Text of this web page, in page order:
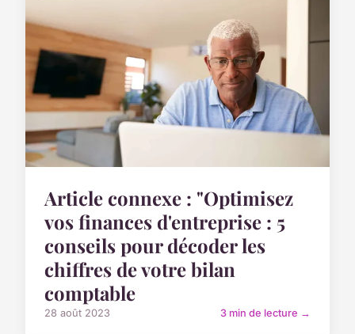
Article connexe : "Optimisez
vos finances d'entreprise : 5
conseils pour décoder les
chiffres de votre bilan
comptable
28 août 2023 3 min de lecture →